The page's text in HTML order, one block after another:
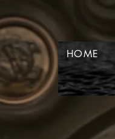
HOME